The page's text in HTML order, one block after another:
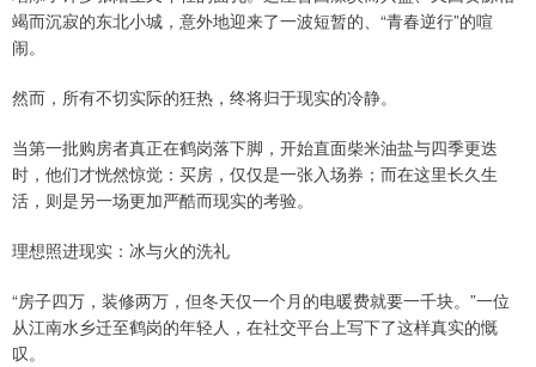
竭而沉寂的东北小城，意外地迎来了一波短暂的、“青春逆行”的喧
闹。
然而，所有不切实际的狂热，终将归于现实的冷静。
当第一批购房者真正在鹤岗落下脚，开始直面柴米油盐与四季更迭
时，他们才恍然惊觉：买房，仅仅是一张入场券；而在这里长久生
活，则是另一场更加严酷而现实的考验。
理想照进现实：冰与火的洗礼
“房子四万，装修两万，但冬天仅一个月的电暖费就要一千块。”一位
从江南水乡迁至鹤岗的年轻人，在社交平台上写下了这样真实的慨
叹。